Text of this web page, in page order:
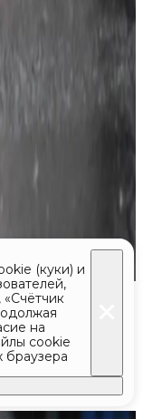
(куки) и
на
cookie
браузера